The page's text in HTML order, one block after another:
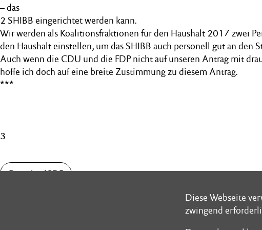
Diese Webseite
zwingend
Diese Webseite
zwingend
– das
2 SHIBB eingerichtet werden kann.
Wir werden als Koalitionsfraktionen für den Haushalt 2017 zwei
den Haushalt einstellen, um das SHIBB auch personell gut an den
Auch wenn die CDU und die FDP nicht auf unseren Antrag mit
hoffe ich doch auf eine breite Zustimmung zu diesem Antrag.
***
3
Download PDF